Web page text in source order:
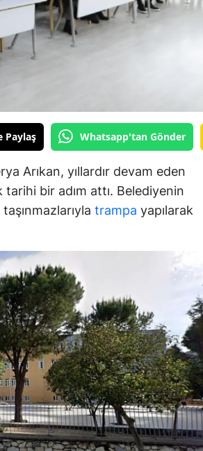
Paylaş Whatsapp'tan Gönder
Arıkan, yıllardır devam eden
bir adım attı. Belediyenin
trampa yapılarak